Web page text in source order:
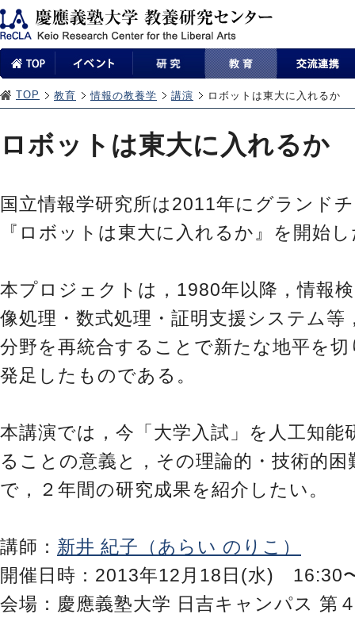
TOP 教育 情報の教養学 講演 ロボットは東大に入れるか
ロボットは東大に入れるか
国立情報学研究所は2011年にグランド
『ロボットは東大に入れるか』を開始
本プロジェクトは，1980年以降，情報
像処理・数式処理・証明支援システム等
分野を再統合することで新たな地平を
発足したものである。
本講演では，今「大学入試」を人工知
ることの意義と，その理論的・技術的
で，２年間の研究成果を紹介したい。
講師： 新井 紀子（あらい のりこ）
開催日時：2013年12月18日(水) 16:30
会場：慶應義塾大学 日吉キャンパス 第